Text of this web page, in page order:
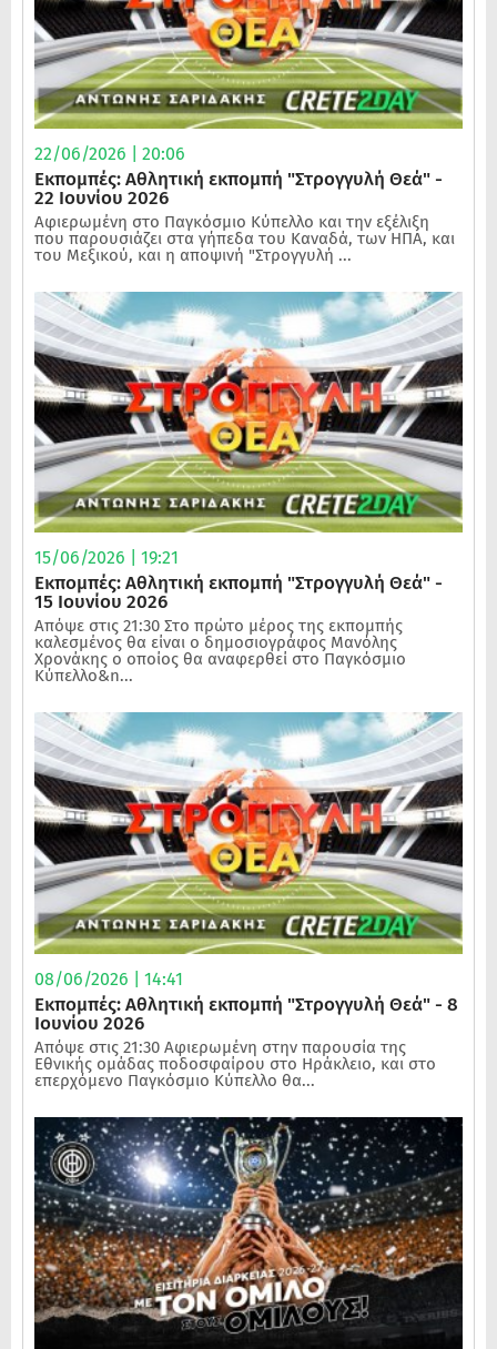
22/06/2026 | 20:06
Εκπομπές: Αθλητική εκπομπή "Στρογγυλή Θεά" -
22 Ιουνίου 2026
Αφιερωμένη στο Παγκόσμιο Κύπελλο και την εξέλιξη
που παρουσιάζει στα γήπεδα του Καναδά, των ΗΠΑ, και
του Μεξικού, και η αποψινή "Στρογγυλή ...
15/06/2026 | 19:21
Εκπομπές: Αθλητική εκπομπή "Στρογγυλή Θεά" -
15 Ιουνίου 2026
Απόψε στις 21:30 Στο πρώτο μέρος της εκπομπής
καλεσμένος θα είναι ο δημοσιογράφος Μανόλης
Χρονάκης ο οποίος θα αναφερθεί στο Παγκόσμιο
Κύπελλο&n...
08/06/2026 | 14:41
Εκπομπές: Αθλητική εκπομπή "Στρογγυλή Θεά" - 8
Ιουνίου 2026
Απόψε στις 21:30 Αφιερωμένη στην παρουσία της
Εθνικής ομάδας ποδοσφαίρου στο Ηράκλειο, και στο
επερχόμενο Παγκόσμιο Κύπελλο θα...